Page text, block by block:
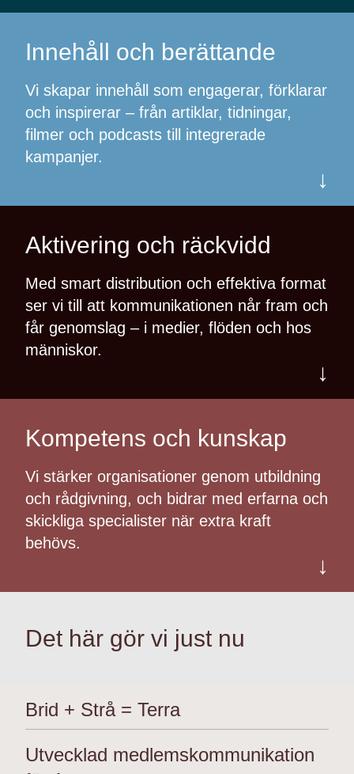
Innehåll och berättande
Vi skapar innehåll som engagerar, förklarar
och inspirerar – från artiklar, tidningar,
filmer och podcasts till integrerade
kampanjer.
↓
Aktivering och räckvidd
Med smart distribution och effektiva format
ser vi till att kommunikationen når fram och
får genomslag – i medier, flöden och hos
människor.
↓
Kompetens och kunskap
Vi stärker organisationer genom utbildning
och rådgivning, och bidrar med erfarna och
skickliga specialister när extra kraft
behövs.
↓
Det här gör vi just nu
Brid + Strå = Terra
Utvecklad medlemskommunikation